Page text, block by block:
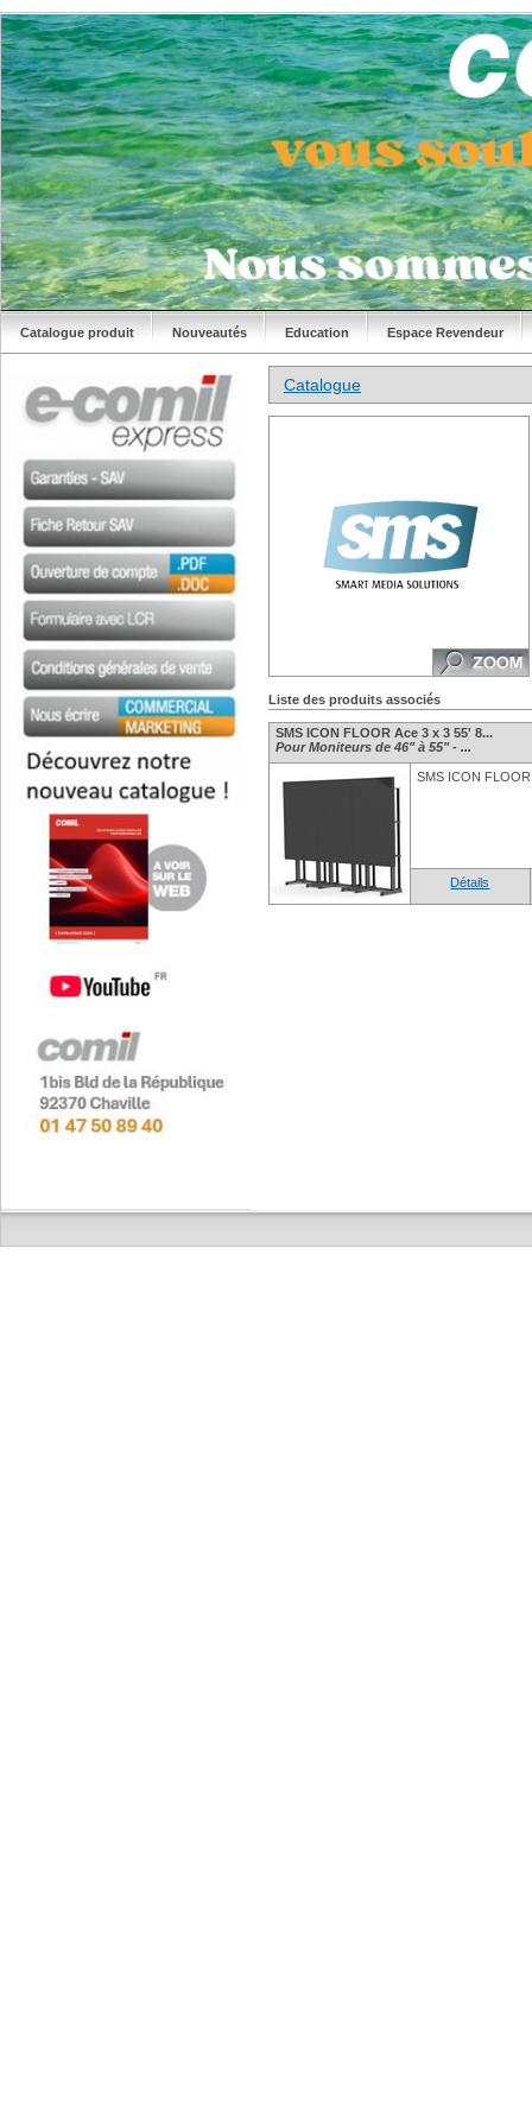
Catalogue produit Nouveautés Education Espace Revendeur
Catalogue
Liste des produits associés
SMS ICON FLOOR Ace 3 x 3 55' 8...
Pour Moniteurs de 46" à 55" - ...
SMS ICON
Détails